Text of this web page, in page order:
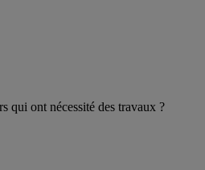
qui ont nécessité des travaux ?